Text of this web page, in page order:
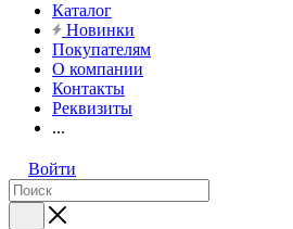
Каталог
Новинки
Покупателям
О компании
Контакты
Реквизиты
...
Войти